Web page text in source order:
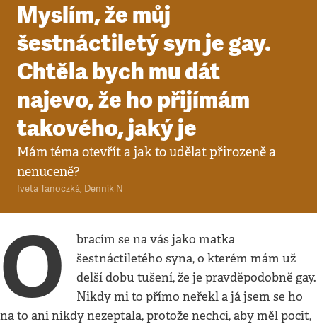
Myslím, že můj
šestnáctiletý syn je gay.
Chtěla bych mu dát
najevo, že ho přijímám
takového, jaký je
Mám téma otevřít a jak to udělat přirozeně a
nenuceně?
Iveta Tanoczká, Denník N
O
bracím se na vás jako matka
šestnáctiletého syna, o kterém mám už
delší dobu tušení, že je pravděpodobně gay.
Nikdy mi to přímo neřekl a já jsem se ho
na to ani nikdy nezeptala, protože nechci, aby měl pocit,